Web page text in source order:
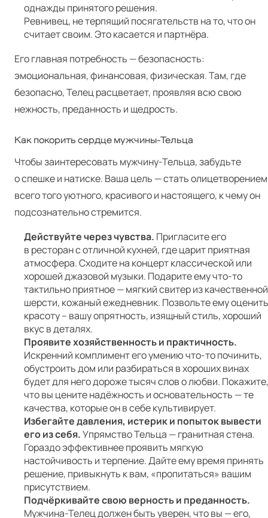
однажды принятого решения.
Ревнивец, не терпящий посягательств на то, что он
считает своим. Это касается и партнёра.
Его главная потребность — безопасность:
эмоциональная, финансовая, физическая. Там, где
безопасно, Телец расцветает, проявляя всю свою
нежность, преданность и щедрость.
Как покорить сердце мужчины-Тельца
Чтобы заинтересовать мужчину-Тельца, забудьте
о спешке и натиске. Ваша цель — стать олицетворением
всего того уютного, красивого и настоящего, к чему он
подсознательно стремится.
Действуйте через чувства. Пригласите его
в ресторан с отличной кухней, где царит приятная
атмосфера. Сходите на концерт классической или
хорошей джазовой музыки. Подарите ему что-то
тактильно приятное — мягкий свитер из качественной
шерсти, кожаный ежедневник. Позвольте ему оценить
красоту – вашу опрятность, изящный стиль, хороший
вкус в деталях.
Проявите хозяйственность и практичность.
Искренний комплимент его умению что-то починить,
обустроить дом или разбираться в хороших винах
будет для него дороже тысяч слов о любви. Покажите,
что вы цените надёжность и основательность — те
качества, которые он в себе культивирует.
Избегайте давления, истерик и попыток вывести
его из себя.Упрямство Тельца — гранитная стена.
Гораздо эффективнее проявить мягкую
настойчивость и терпение. Дайте ему время принять
решение, привыкнуть к вам, «пропитаться» вашим
присутствием.
Подчёркивайте свою верность и преданность.
Мужчина-Телец должен быть уверен, что вы — его,